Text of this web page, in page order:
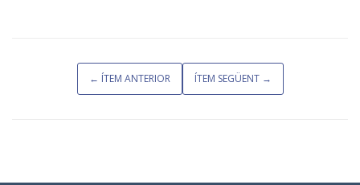
← ÍTEM ANTERIOR ÍTEM SEGÜENT →